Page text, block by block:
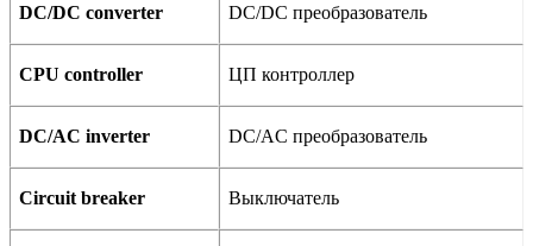
DC/DC converter DC/DC преобразователь
CPU controller ЦП контроллер
DC/AC inverter DC/AC преобразователь
Circuit breaker Выключатель